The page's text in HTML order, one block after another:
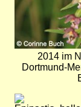
2014 im
Dortmund-
Bild